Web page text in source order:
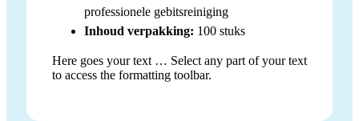
professionele gebitsreiniging
Inhoud verpakking: 100 stuks
Here goes your text … Select any part of your text
to access the formatting toolbar.